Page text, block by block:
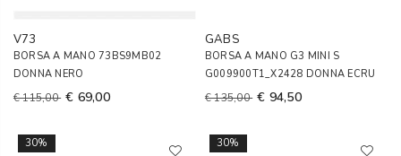
V73
BORSA A MANO 73BS9MB02
DONNA NERO
€ 115,00 € 69,00
GABS
BORSA A MANO G3 MINI S
G009900T1_X2428 DONNA ECRU
€ 135,00 € 94,50
30% 30%